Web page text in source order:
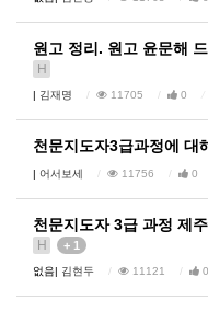
원고 정리. 원고 윤문해
H
| 김재명 11705 0
천문지도자3급과정에 대
| 어서보세 11756 0
천문지도자 3급 과정 제
H + 1
없음| 김현두 11121 0